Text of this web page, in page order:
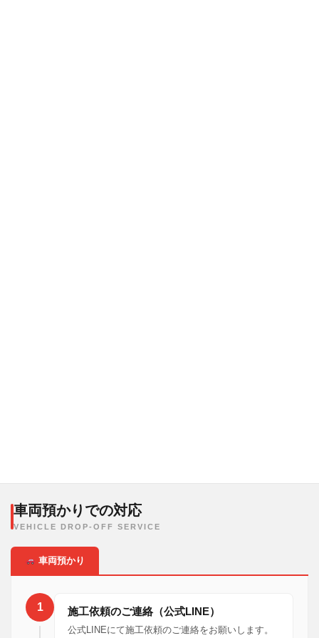
車両預かりでの対応
VEHICLE DROP-OFF SERVICE
車両預かり
1 施工依頼のご連絡（公式LINE）
公式LINEにて施工依頼のご連絡をお願いします。